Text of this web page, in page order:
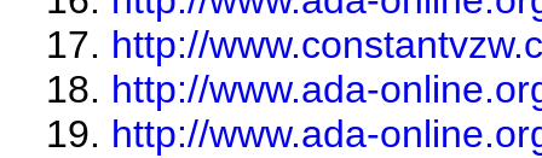
http://
http://www.ada-
http://www.ada-